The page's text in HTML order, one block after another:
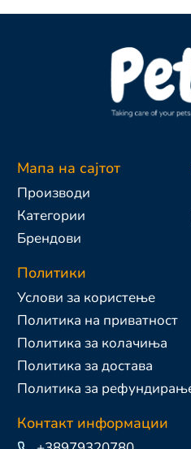
Мапа на сајтот
Производи
Категории
Брендови
Политики
Услови за користење
Политика на приватност
Политика за колачиња
Политика за достава
Политика за
Контакт информации